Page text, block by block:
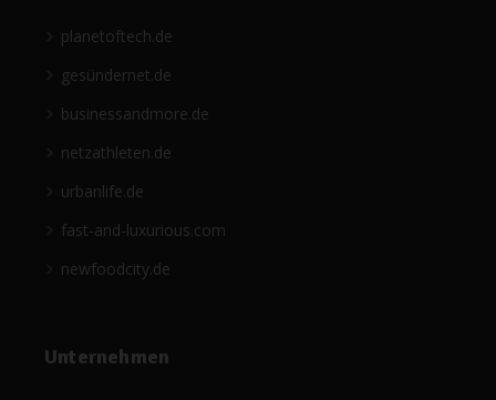
planetoftech.de
gesündernet.de
businessandmore.de
netzathleten.de
urbanlife.de
fast-and-luxurious.com
newfoodcity.de
Unternehmen